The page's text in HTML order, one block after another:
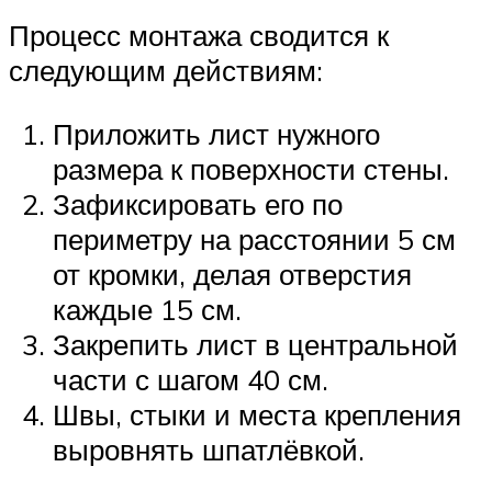
Процесс монтажа сводится к
следующим действиям:
Приложить лист нужного
размера к поверхности стены.
Зафиксировать его по
периметру на расстоянии 5 см
от кромки, делая отверстия
каждые 15 см.
Закрепить лист в центральной
части с шагом 40 см.
Швы, стыки и места крепления
выровнять шпатлёвкой.